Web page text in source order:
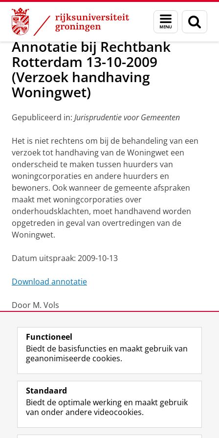
Skip
Content
Skip
Navigation
Menu
en
zoeken
Over ons Handhaving
Annotatie bij Rechtbank
Rotterdam 13-10-2009
(Verzoek handhaving
Woningwet)
Gepubliceerd in: Jurisprudentie voor Gemeenten
Het is niet rechtens om bij de behandeling van een
verzoek tot handhaving van de Woningwet een
onderscheid te maken tussen huurders van
woningcorporaties en andere huurders en
bewoners. Ook wanneer de gemeente afspraken
maakt met woningcorporaties over
onderhoudsklachten, moet handhavend worden
opgetreden in geval van overtredingen van de
Woningwet.
Datum uitspraak: 2009-10-13
Download annotatie
Door M. Vols
Laatst gewijzigd: 27 februari 2025 14:22
Volg de RUG
F
a
e
b
o
L
i
k
e
I
R
S
-
f
e
I
n
t
r
Y
o
T
e
Studiekiezers
Functioneel
Biedt de basisfuncties en maakt gebruik van
geanonimiseerde cookies.
Standaard
Biedt de optimale werking en maakt gebruik
van onder andere videocookies.